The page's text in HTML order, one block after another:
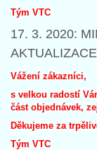
Tým VTC
17. 3. 2020:
Vážení zákazníci,
s velkou radostí
část objednávek,
Děkujeme za
Tým VTC